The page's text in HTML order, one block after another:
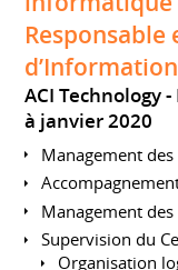
Responsable
d’Information
ACI Technology
à janvier 2020
Management
Management
Supervision du
Organisation